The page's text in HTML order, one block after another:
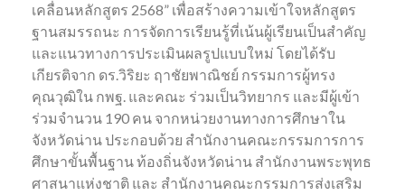
เคลื่อนหลักสูตร 2568” เพื่อสร้างความเข้าใจหลักสูตร
ฐานสมรรถนะ การจัดการเรียนรู้ที่เน้นผู้เรียนเป็นสำคัญ
และแนวทางการประเมินผลรูปแบบใหม่ โดยได้รับ
เกียรติจาก ดร.วิริยะ ฤาชัยพาณิชย์ กรรมการผู้ทรง
คุณวุฒิใน กพฐ. และคณะ ร่วมเป็นวิทยากร และมีผู้เข้า
ร่วมจำนวน 190 คน จากหน่วยงานทางการศึกษาใน
จังหวัดน่าน ประกอบด้วย สำนักงานคณะกรรมการการ
ศึกษาขั้นพื้นฐาน ท้องถิ่นจังหวัดน่าน สำนักงานพระพุทธ
ศาสนาแห่งชาติ และ สำนักงานคณะกรรมการส่งเสริม